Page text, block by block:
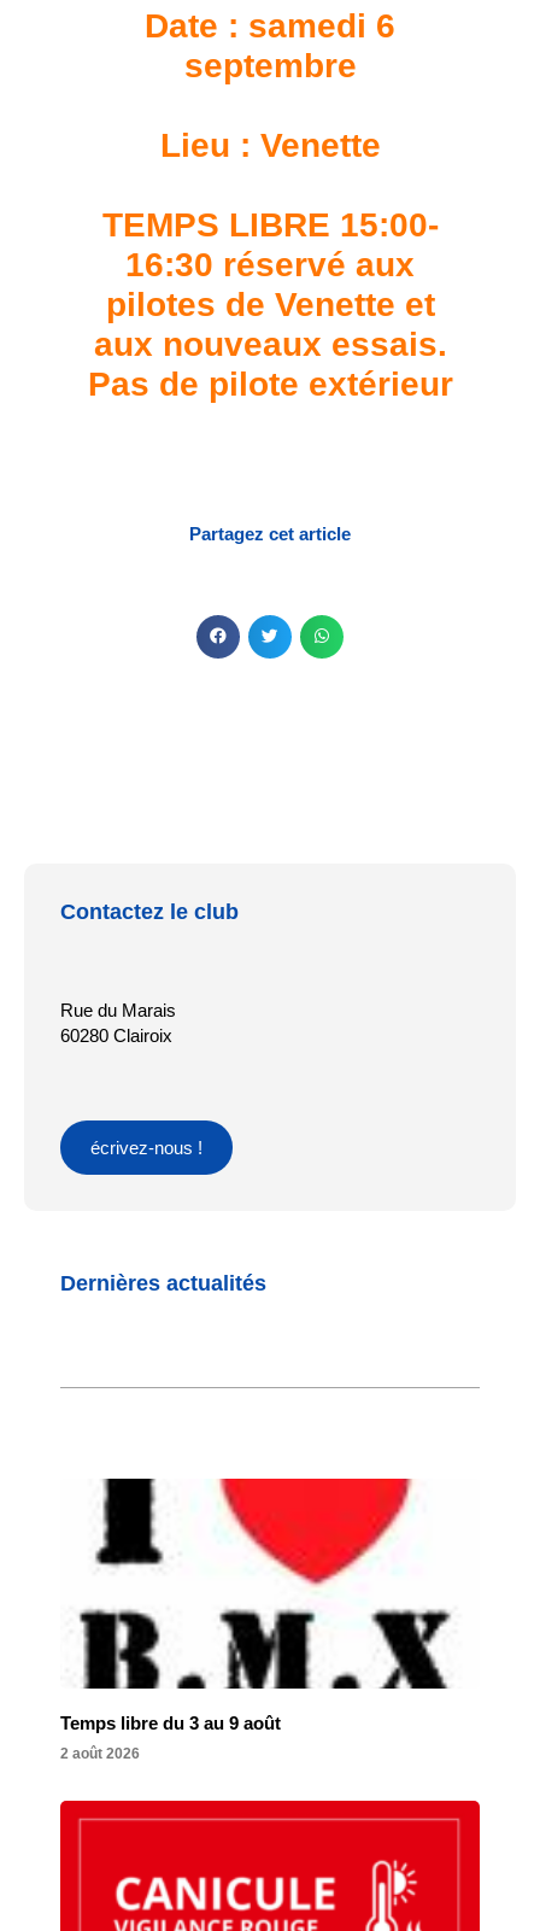
Date : samedi 6
septembre
Lieu : Venette
TEMPS LIBRE 15:00-
16:30 réservé aux
pilotes de Venette et
aux nouveaux essais.
Pas de pilote extérieur
Partagez cet article
Contactez le club
Rue du Marais
60280 Clairoix
écrivez-nous !
Dernières actualités
Temps libre du 3 au 9 août
2 août 2026